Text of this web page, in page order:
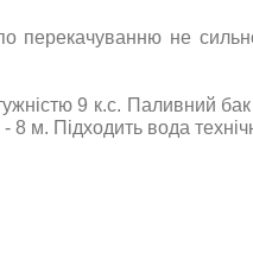
перекачуванню не
9 к.с. Паливний
м. Підходить вода